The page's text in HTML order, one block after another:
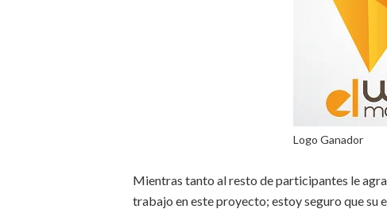
Logo Ganador
Mientras tanto al resto de participantes le
trabajo en este proyecto; estoy seguro que su